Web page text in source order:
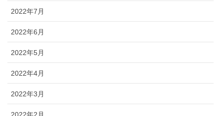
2022年7月
2022年6月
2022年5月
2022年4月
2022年3月